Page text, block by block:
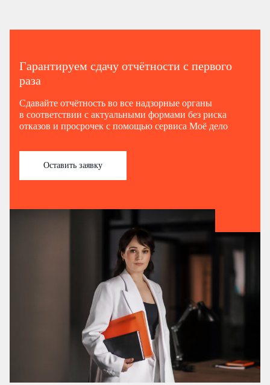
Гарантируем сдачу отчётности с первого
раза
Сдавайте отчётность во все надзорные органы
в соответствии с актуальными формами без риска
отказов и просрочек с помощью сервиса Моё дело
Оставить заявку